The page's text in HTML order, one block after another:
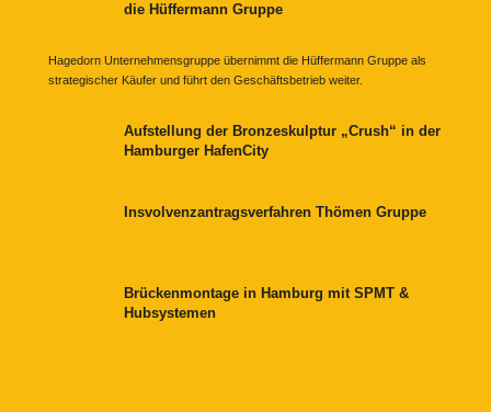
die Hüffermann Gruppe
Hagedorn Unternehmensgruppe übernimmt die Hüffermann Gruppe als
strategischer Käufer und führt den Geschäftsbetrieb weiter.
Aufstellung der Bronzeskulptur „Crush“ in der
Hamburger HafenCity
Insvolvenzantragsverfahren Thömen Gruppe
Brückenmontage in Hamburg mit SPMT &
Hubsystemen